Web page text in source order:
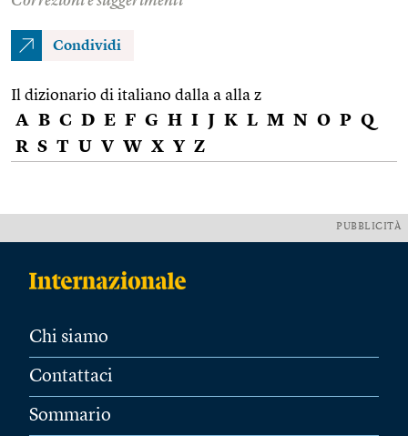
Condividi
Il dizionario di italiano dalla a alla z
A B C D E F G H I J K L M N O P Q
R S T U V W X Y Z
PUBBLICITÀ
Chi siamo
Contattaci
Sommario